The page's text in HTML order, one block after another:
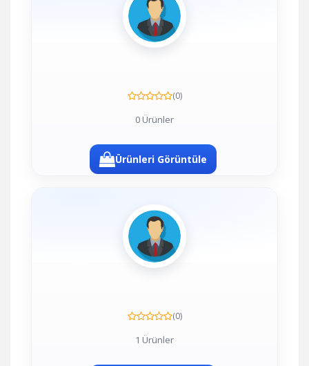
(0)
0 Ürünler
Ürünleri Görüntüle
(0)
1 Ürünler